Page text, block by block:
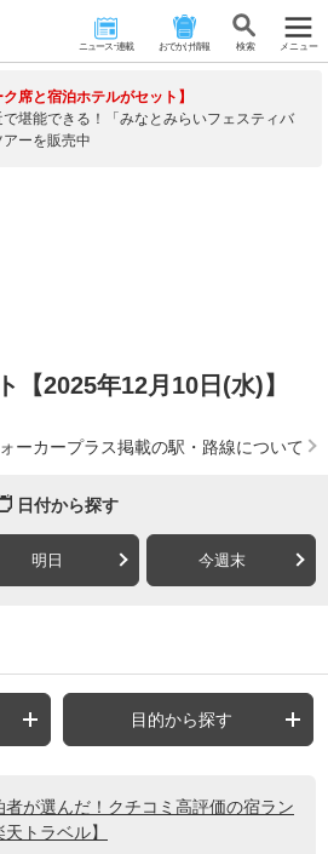
ニュース･連載 おでかけ情報 検 索 メニュー
ク席と宿泊ホテルがセット】
堪能できる！「みなとみらいフェスティバ
ーを販売中
【2025年12月10日(水)】
ーカープラス掲載の駅・路線について
日付から探す
明日 今週末
目的から探す
者が選んだ！クチコミ高評価の宿ラン
トラベル】